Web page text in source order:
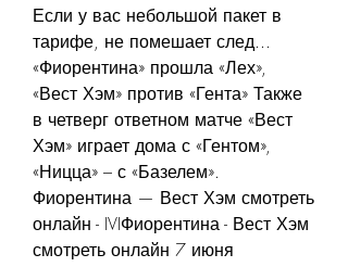
Если у вас небольшой пакет в
тарифе, не помешает след...
«Фиорентина» прошла «Лех»,
«Вест Хэм» против «Гента» Также
в четверг ответном матче «Вест
Хэм» играет дома с «Гентом»,
«Ницца» – с «Базелем».
Фиорентина — Вест Хэм смотреть
онлайн - IVIФиорентина - Вест Хэм
смотреть онлайн 7 июня